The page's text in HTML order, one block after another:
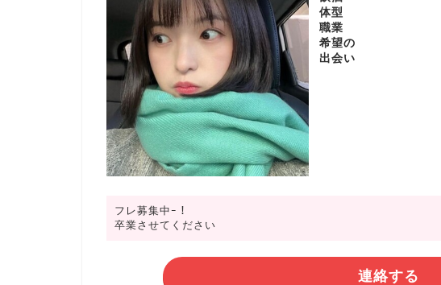
体型
職業
希望の
出会い
フレ募集中ｰ！
卒業させてください
連絡する